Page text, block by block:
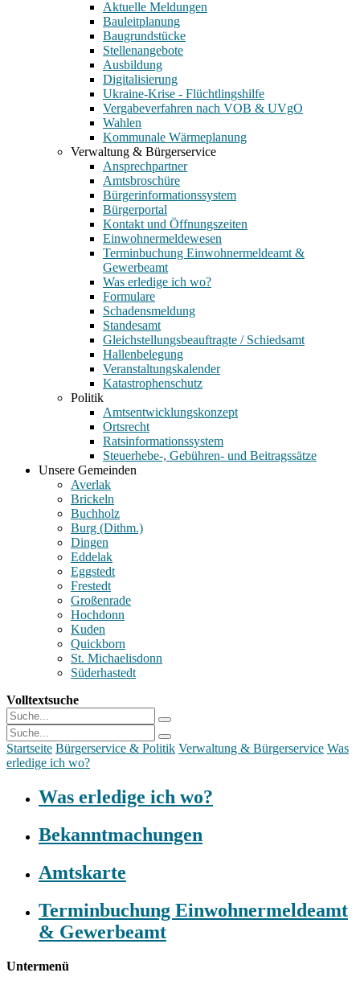
Aktuelle Meldungen
Bauleitplanung
Baugrundstücke
Stellenangebote
Ausbildung
Digitalisierung
Ukraine-Krise - Flüchtlingshilfe
Vergabeverfahren nach VOB & UVgO
Wahlen
Kommunale Wärmeplanung
Verwaltung & Bürgerservice
Ansprechpartner
Amtsbroschüre
Bürgerinformationssystem
Bürgerportal
Kontakt und Öffnungszeiten
Einwohnermeldewesen
Terminbuchung Einwohnermeldeamt &
Gewerbeamt
Was erledige ich wo?
Formulare
Schadensmeldung
Standesamt
Gleichstellungsbeauftragte / Schiedsamt
Hallenbelegung
Veranstaltungskalender
Katastrophenschutz
Politik
Amtsentwicklungskonzept
Ortsrecht
Ratsinformationssystem
Steuerhebe-, Gebühren- und Beitragssätze
Unsere Gemeinden
Averlak
Brickeln
Buchholz
Burg (Dithm.)
Dingen
Eddelak
Eggstedt
Frestedt
Großenrade
Hochdonn
Kuden
Quickborn
St. Michaelisdonn
Süderhastedt
Volltextsuche
Startseite Bürgerservice & Politik Verwaltung & Bürgerservice Was
erledige ich wo?
Was erledige ich wo?
Bekanntmachungen
Amtskarte
Terminbuchung Einwohnermeldeamt
& Gewerbeamt
Untermenü